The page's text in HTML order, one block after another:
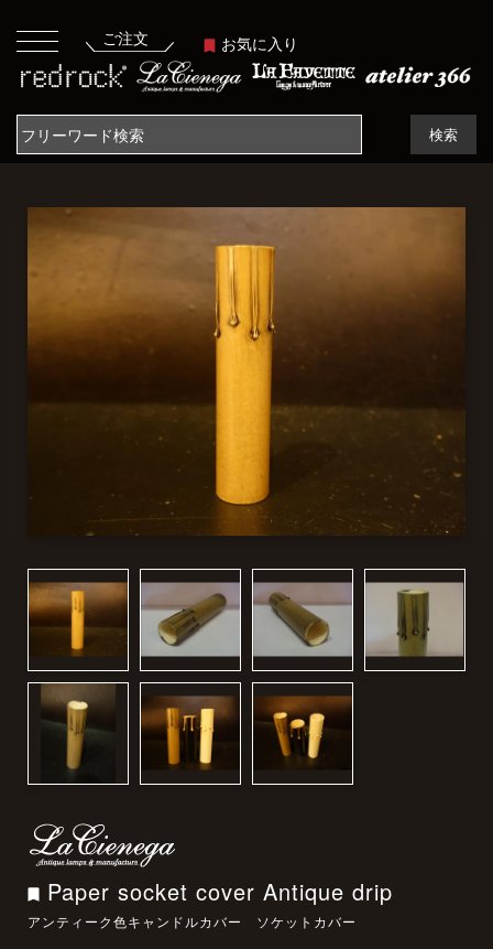
ご注文 お気に入り
検索
Paper socket cover Antique drip
アンティーク色キャンドルカバー ソケットカバー